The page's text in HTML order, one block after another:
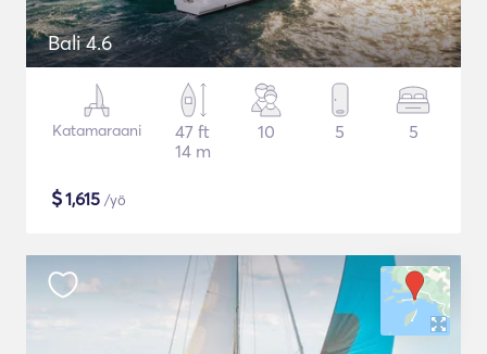
Bali 4.6
Katamaraani
47 ft
14 m
10 5 5
$1,615 /yö